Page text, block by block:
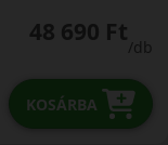
48 690 Ft
/db
KOSÁRBA